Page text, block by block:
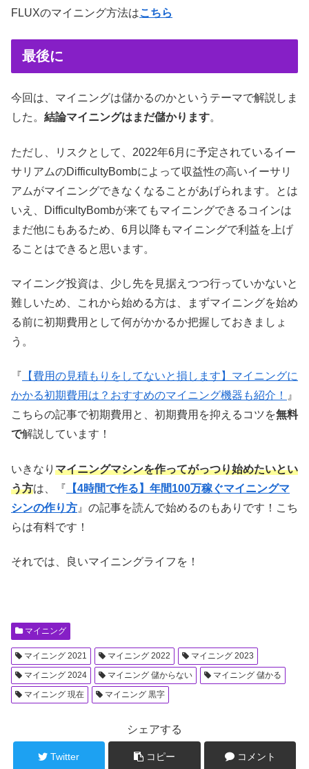
FLUXのマイニング方法はこちら
最後に
今回は、マイニングは儲かるのかというテーマで解説しま
した。 結論マイニングはまだ儲かります。
ただし、リスクとして、2022年6月に予定されているイー
サリアムのDifficultyBombによって収益性の高いイーサリ
アムがマイニングできなくなることがあげられます。とは
いえ、DifficultyBombが来てもマイニングできるコインは
まだ他にもあるため、6月以降もマイニングで利益を上げ
ることはできると思います。
マイニング投資は、少し先を見据えつつ行っていかないと
難しいため、これから始める方は、まずマイニングを始め
る前に初期費用として何がかかるか把握しておきましょ
う。
『 【費用の見積もりをしてないと損します】マイニングに
かかる初期費用は？おすすめのマイニング機器も紹介！
』
こちらの記事で初期費用と、初期費用を抑えるコツを無料
で解説しています！
いきなり マイニングマシンを作ってがっつり始めたいとい
う方は、『 【4時間で作る】年間100万稼ぐマイニングマ
シンの作り方 』の記事を読んで始めるのもありです！こち
らは有料です！
それでは、良いマイニングライフを！
マイニング
マイニング 2021 マイニング 2022
マイニング 2023
マイニング 2024
マイニング 儲からない
マイニング 儲かる
マイニング 現在
マイニング 黒字
シェアする
Twitter コピー コメント